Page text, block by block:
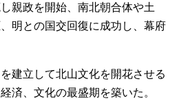
親政を開始、南北朝合体や土
明との国交回復に成功し、幕府
建立して北山文化を開花させる
済、文化の最盛期を築いた。